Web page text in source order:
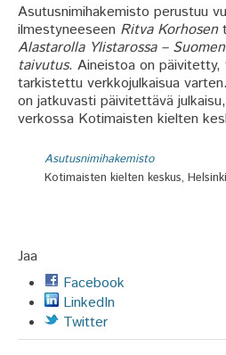
Asutusnimihakemisto perustuu
ilmestyneeseen Ritva Korhosen
Alastarolla Ylistarossa –
taivutus. Aineistoa on
tarkistettu verkkojulkaisua
on jatkuvasti päivitettävä
verkossa Kotimaisten kielten
Asutusnimihakemisto
Kotimaisten kielten keskus,
Jaa
Facebook
LinkedIn
Twitter